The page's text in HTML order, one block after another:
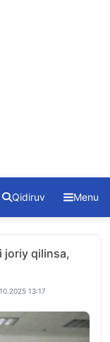
Qidiruv Menu
joriy qilinsa,
13:17